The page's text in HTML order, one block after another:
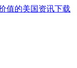
值的美国资讯下载